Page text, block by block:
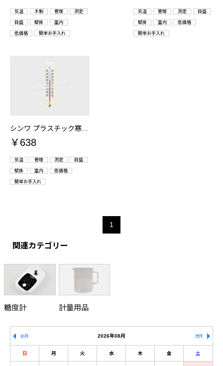
気温 木製 管理 測定
目盛 壁掛 室内
低価格 簡単お手入れ
気温 管理 測定 目盛
壁掛 室内 低価格
簡単お手入れ
￥638
気温 管理 測定 目盛
壁掛 室内 低価格
簡単お手入れ
1
関連カテゴリー
糖度計 計量用品
2026年08月
前月 次月
日 月 火 水 木 金 土